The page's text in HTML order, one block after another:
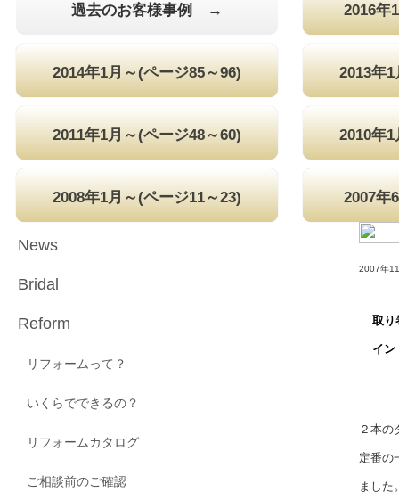
過去のお客様事例 → 2016年
2014年1月～(ページ85～96) 2013年
2011年1月～(ページ48～60) 2010年
2008年1月～(ページ11～23) 2007年
News
Bridal
Reform
リフォームって？
いくらでできるの？
リフォームカタログ
ご相談前のご確認
2007年
取り
イン
２本の
定番の
ました